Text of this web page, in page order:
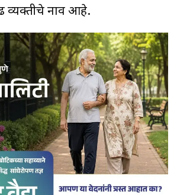
व्यक्तीचे नाव आहे.